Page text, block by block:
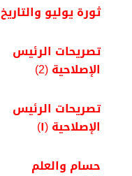
ثورة يوليو والتاريخ
تصريحات الرئيس
الإصلاحية (2)
تصريحات الرئيس
الإصلاحية (١)
حسام والعلم